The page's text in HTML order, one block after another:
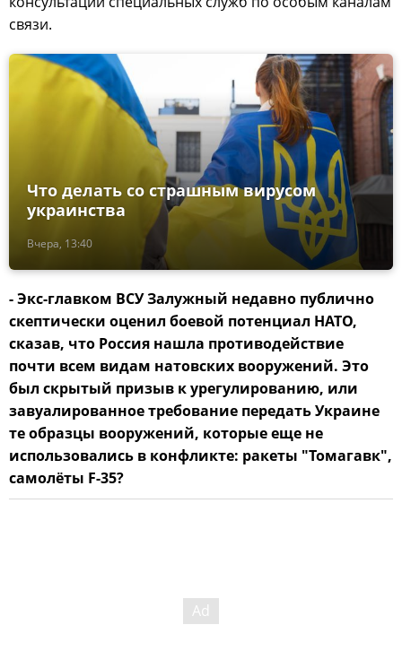
связи.
Вчера, 13:40
Что делать со страшным вирусом
украинства
- Экс-главком ВСУ Залужный недавно публично
скептически оценил боевой потенциал НАТО,
сказав, что Россия нашла противодействие
почти всем видам натовских вооружений. Это
был скрытый призыв к урегулированию, или
завуалированное требование передать Украине
те образцы вооружений, которые еще не
использовались в конфликте: ракеты "Томагавк",
самолёты F-35?